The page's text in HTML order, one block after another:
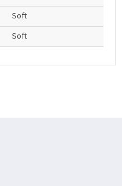
Soft
Soft